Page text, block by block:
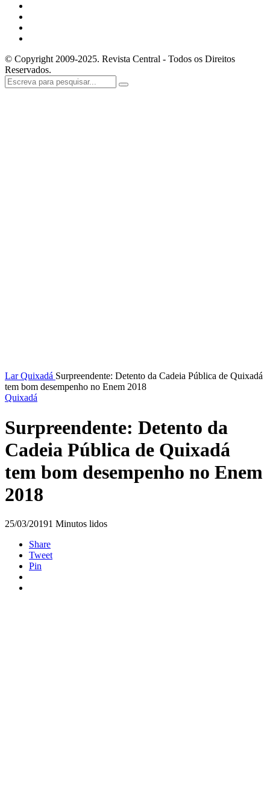
© Copyright 2009-2025. Revista Central - Todos os Direitos
Reservados.
LarQuixadá Surpreendente: Detento da Cadeia Pública de Quixadá
tem bom desempenho no Enem 2018
Quixadá
Surpreendente: Detento da
Cadeia Pública de Quixadá
tem bom desempenho no Enem
2018
25/03/20191 Minutos lidos
Share
Tweet
Pin